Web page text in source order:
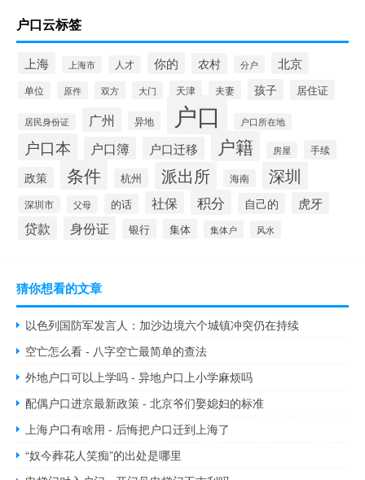
户口云标签
上海 上海市 人才 你的 农村 分户 北京
单位 原件 双方 大门 天津 夫妻 孩子 居住证
居民身份证 广州 异地 户口 户口所在地
户口本 户口簿 户口迁移 户籍 房屋 手续
政策 条件 杭州 派出所 海南 深圳
深圳市 父母 的话 社保 积分 自己的 虎牙
贷款 身份证 银行 集体 集体户 风水
猜你想看的文章
以色列国防军发言人：加沙边境六个城镇冲突仍在持续
空亡怎么看 - 八字空亡最简单的查法
外地户口可以上学吗 - 异地户口上小学麻烦吗
配偶户口进京最新政策 - 北京爷们娶媳妇的标准
上海户口有啥用 - 后悔把户口迁到上海了
“奴今葬花人笑痴”的出处是哪里